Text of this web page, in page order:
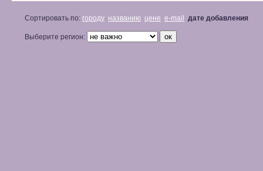
Сортировать по: городу названию цене e-mail дате добавления
Выберите регион: